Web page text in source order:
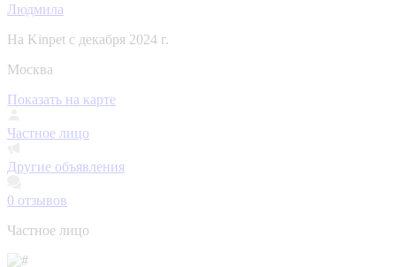
Людмила
На Kinpet c декабря 2024 г.
Москва
Показать на карте
Частное лицо
Другие объявления
0 отзывов
Частное лицо